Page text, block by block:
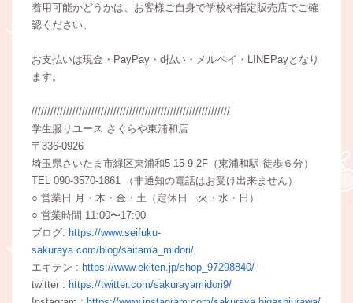
着用可能かどうかは、お客様ご自身で学校や指定販売店でご確
認ください。
お支払いは現金・PayPay・d払い・メルペイ・LINEPayとなり
ます。
///////////////////////////////////////////////////////////////
学生服リユース さくらや東浦和店
〒336-0926
埼玉県さいたま市緑区東浦和5-15-9 2F（東浦和駅 徒歩６分）
TEL 090-3570-1861 （非通知の電話はお受け出来ません）
○ 営業日 月・木・金・土（定休日 火・水・日）
○ 営業時間 11:00〜17:00
ブログ: https://www.seifuku-
sakuraya.com/blog/saitama_midori/
エキテン : https://www.ekiten.jp/shop_97298840/
twitter : https://twitter.com/sakurayamidori9/